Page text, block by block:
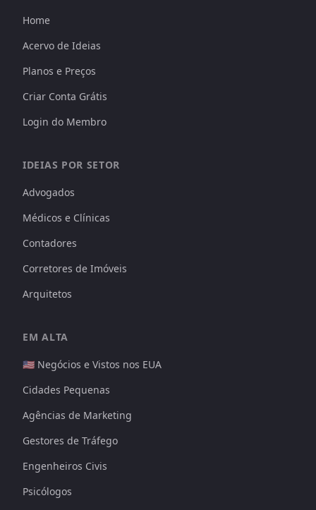
Home
Acervo de Ideias
Planos e Preços
Criar Conta Grátis
Login do Membro
IDEIAS POR SETOR
Advogados
Médicos e Clínicas
Contadores
Corretores de Imóveis
Arquitetos
EM ALTA
🇺🇸 Negócios e Vistos nos EUA
Cidades Pequenas
Agências de Marketing
Gestores de Tráfego
Engenheiros Civis
Psicólogos